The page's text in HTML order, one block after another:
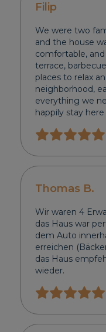
Filip
We were two
and the house
comfortable,
terrace,
places to relax
neighborhood,
everything we
happily stay here
Thomas B.
Wir waren 4
das Haus war
dem Auto
erreichen
das Haus
wieder.